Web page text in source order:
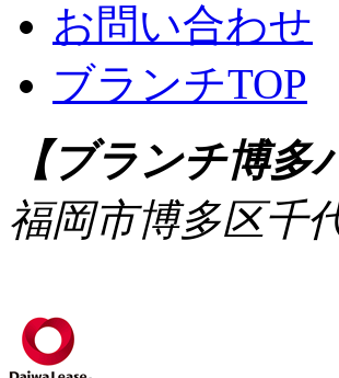
お問い合わせ
ブランチTOP
【ブランチ博
福岡市博多区千